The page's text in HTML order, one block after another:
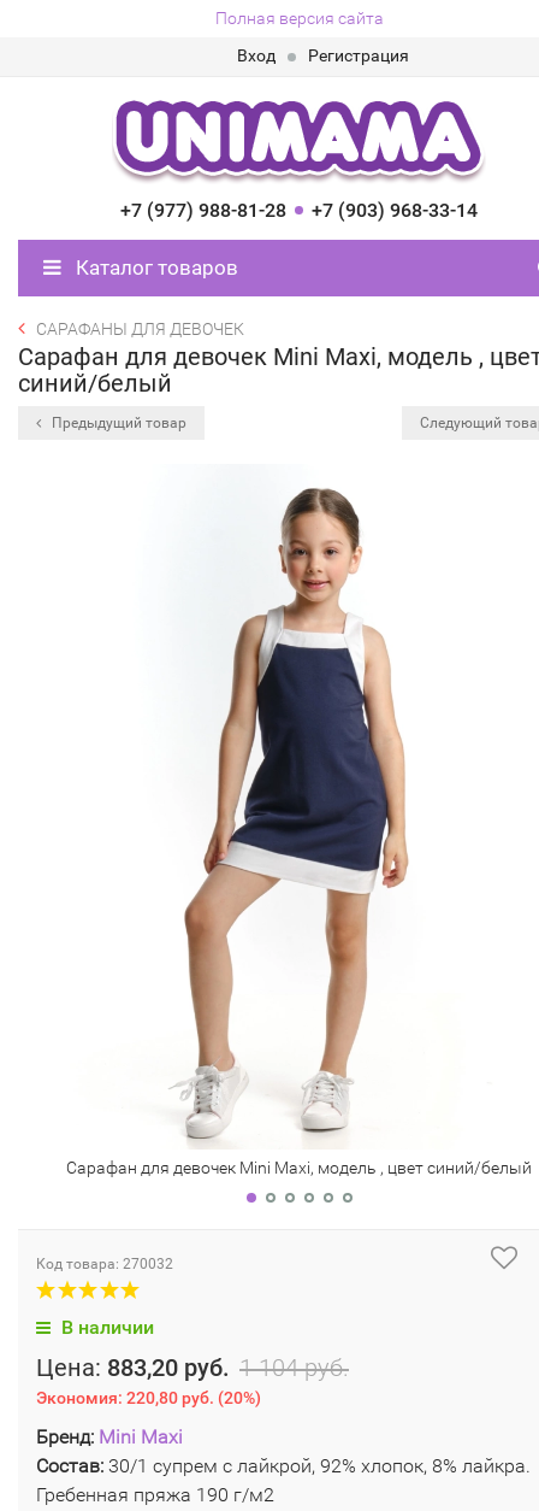
Полная версия сайта
Вход
Регистрация
+7 (977) 988-81-28 +7 (903) 968-33-14
Каталог товаров
САРАФАНЫ ДЛЯ ДЕВОЧЕК
Сарафан для девочек Mini Maxi, модель ,
синий/белый
Предыдущий товар Следующий
Сарафан для девочек Mini Maxi, модель , цвет синий/белый
Код товара: 270032
В наличии
Цена: 883,20 руб. 1 104 руб.
Экономия: 220,80 руб. (20%)
Бренд: Mini Maxi
Состав: 30/1 супрем с лайкрой, 92% хлопок, 8% лайкра.
Гребенная пряжа 190 г/м2